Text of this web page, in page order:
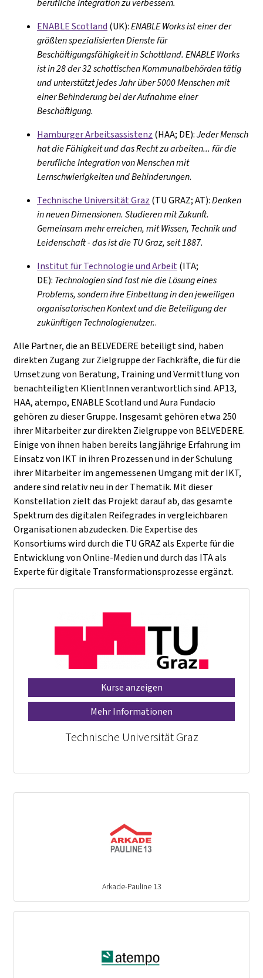
berufliche Integration zu verbessern.
ENABLE Scotland (UK):ENABLE Works ist einer der
größten spezialisierten Dienste für
Beschäftigungsfähigkeit in Schottland. ENABLE Works
ist in 28 der 32 schottischen Kommunalbehörden tätig
und unterstützt jedes Jahr über 5000 Menschen mit
einer Behinderung bei der Aufnahme einer
Beschäftigung.
Hamburger Arbeitsassistenz (HAA; DE):Jeder Mensch
hat die Fähigkeit und das Recht zu arbeiten... für die
berufliche Integration von Menschen mit
Lernschwierigkeiten und Behinderungen.
Technische Universität Graz (TU GRAZ; AT):Denken
in neuen Dimensionen. Studieren mit Zukunft.
Gemeinsam mehr erreichen, mit Wissen, Technik und
Leidenschaft - das ist die TU Graz, seit 1887.
Institut für Technologie und Arbeit(ITA;
DE): Technologien sind fast nie die Lösung eines
Problems, sondern ihre Einbettung in den jeweiligen
organisatorischen Kontext und die Beteiligung der
zukünftigen Technologienutzer..
Alle Partner, die an BELVEDERE beteiligt sind, haben
direkten Zugang zur Zielgruppe der Fachkräfte, die für die
Umsetzung von Beratung, Training und Vermittlung von
benachteiligten KlientInnen verantwortlich sind. AP13,
HAA, atempo, ENABLE Scotland und Aura Fundacio
gehören zu dieser Gruppe. Insgesamt gehören etwa 250
ihrer Mitarbeiter zur direkten Zielgruppe von BELVEDERE.
Einige von ihnen haben bereits langjährige Erfahrung im
Einsatz von IKT in ihren Prozessen und in der Schulung
ihrer Mitarbeiter im angemessenen Umgang mit der IKT,
andere sind relativ neu in der Thematik. Mit dieser
Konstellation zielt das Projekt darauf ab, das gesamte
Spektrum des digitalen Reifegrades in vergleichbaren
Organisationen abzudecken. Die Expertise des
Konsortiums wird durch die TU GRAZ als Experte für die
Entwicklung von Online-Medien und durch das ITA als
Experte für digitale Transformationsprozesse ergänzt.
Kurse anzeigen
Mehr Informationen
Technische Universität Graz
Arkade-Pauline 13